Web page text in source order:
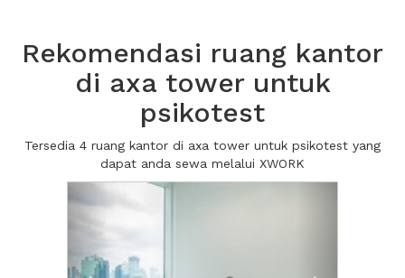
Rekomendasi ruang kantor
di axa tower untuk
psikotest
Tersedia 4 ruang kantor di axa tower untuk psikotest yang
dapat anda sewa melalui XWORK
Previous